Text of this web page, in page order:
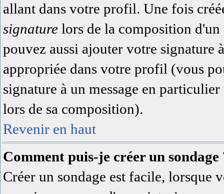
allant dans votre profil. Une fois
signature lors de la composition d'un
pouvez aussi ajouter votre signature
appropriée dans votre profil (vous
signature à un message en
lors de sa composition).
Revenir en haut
Comment puis-je créer un sondage
Créer un sondage est facile, lorsque